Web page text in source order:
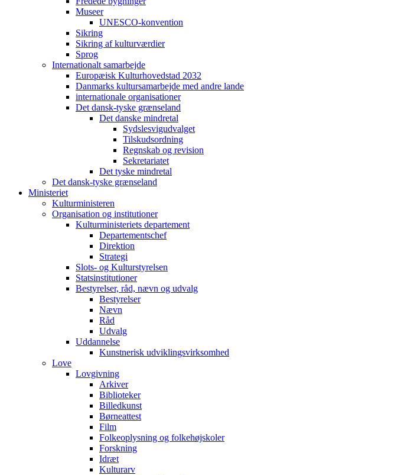
Museer
UNESCO-konvention
Sikring
Sikring af kulturværdier
Sprog
Internationalt samarbejde
Europæisk Kulturhovedstad 2032
Danmarks kultursamarbejde med andre lande
internationale organisationer
Det dansk-tyske grænseland
Det danske mindretal
Sydslesvigudvalget
Tilskudsordning
Regnskab og revision
Sekretariatet
Det tyske mindretal
Det dansk-tyske grænseland
Ministeriet
Kulturministeren
Organisation og institutioner
Kulturministeriets departement
Departementschef
Direktion
Strategi
Slots- og Kulturstyrelsen
Statsinstitutioner
Bestyrelser, råd, nævn og udvalg
Bestyrelser
Nævn
Råd
Udvalg
Uddannelse
Kunstnerisk udviklingsvirksomhed
Love
Lovgivning
Arkiver
Biblioteker
Billedkunst
Børneattest
Film
Folkeoplysning og folkehøjskoler
Forskning
Idræt
Kulturarv